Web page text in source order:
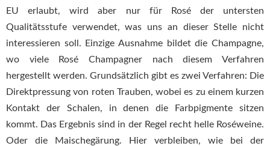
EU erlaubt, wird aber nur für Rosé der untersten
Qualitätsstufe verwendet, was uns an dieser Stelle nicht
interessieren soll. Einzige Ausnahme bildet die Champagne,
wo viele Rosé Champagner nach diesem Verfahren
hergestellt werden. Grundsätzlich gibt es zwei Verfahren: Die
Direktpressung von roten Trauben, wobei es zu einem kurzen
Kontakt der Schalen, in denen die Farbpigmente sitzen
kommt. Das Ergebnis sind in der Regel recht helle Roséweine.
Oder die Maischegärung. Hier verbleiben, wie bei der